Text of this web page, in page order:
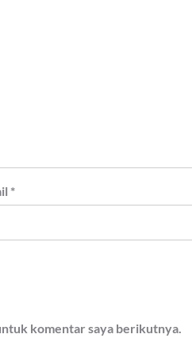
*
komentar saya berikutnya.